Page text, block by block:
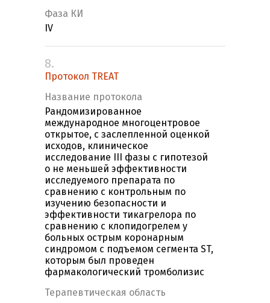
Фаза КИ
IV
8.
Протокол TREAT
Название протокола
Рандомизированное
международное многоцентровое
открытое, с заслепленной оценкой
исходов, клиническое
исследование III фазы с гипотезой
о не меньшей эффективности
исследуемого препарата по
сравнению с контрольным по
изучению безопасности и
эффективности тикагрелора по
сравнению с клопидогрелем у
больных острым коронарным
синдромом с подъемом сегмента ST,
которым был проведен
фармакологический тромболизис
Терапевтическая область